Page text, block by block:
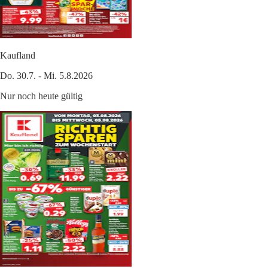
Kaufland
Do. 30.7. - Mi. 5.8.2026
Nur noch heute gültig